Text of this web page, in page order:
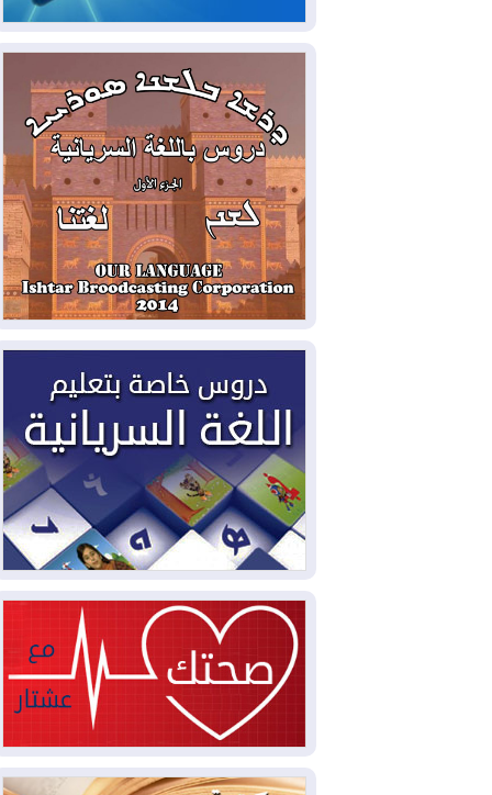
قد يختبر تماسك الناتو بهجوم محدود
2026-08-06نيجيرفان بارزاني حول اجتماع
"إدارة الدولة": أكدنا دعم تنفيذ البرنامج
الحكومي وأهمية حصر السلاح
2026-08-06ائتلاف ادارة الدولة: من
يقومون بسلوك يهدد امن البلاد خارجون عن
القانون يجب محاربتهم
2026-08-06بعد هجومين قرب باب المندب..
تحذيرات من تصعيد يهدد الملاحة في البحر
الأحمر
2026-08-06مئات القاصرين بلا مأوى.. أزمة
سبتة تتصاعد وتضغط على مدريد
2026-08-05
لمدة عام.. بدء توريد 100
مليون قدم مكعب يومياً من غاز كورمور في
إقليم كوردستان إلى وزارة الكهرباء العراقية
2026-08-05
15كارثة بيئية ومناخية ترسم
ملامح أخطر التحديات التي تواجه العراق
اليوم
2026-08-05
حرائق فرنسا.. توقيف 402
شخص بينهم 156 قاصرا منذ بداية موسم
2026-08-04سومو: إنتاج النفط في إقليم